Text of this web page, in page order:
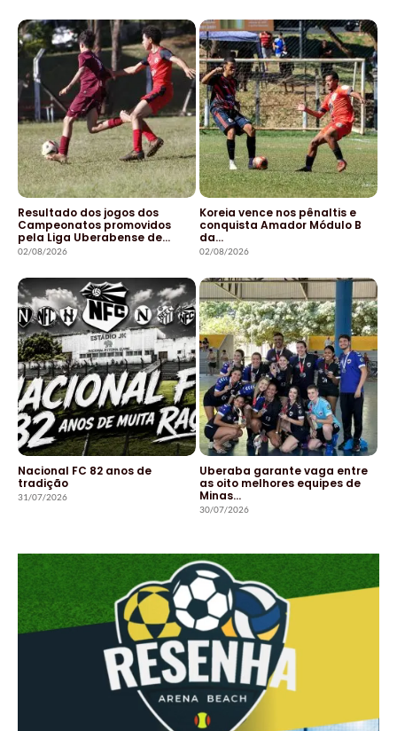
Resultado dos jogos dos
Campeonatos promovidos
pela Liga Uberabense de…
02/08/2026
Koreia vence nos pênaltis e
conquista Amador Módulo B
da…
02/08/2026
Nacional FC 82 anos de
tradição
31/07/2026
Uberaba garante vaga entre
as oito melhores equipes de
Minas…
30/07/2026